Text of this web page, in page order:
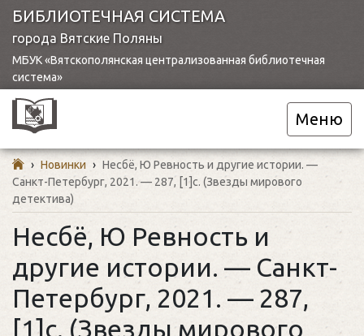
БИБЛИОТЕЧНАЯ СИСТЕМА
города Вятские Поляны
МБУК «Вятскополянская централизованная библиотечная
система»
Меню
› Новинки › Несбё, Ю Ревность и другие истории. —
Санкт-Петербург, 2021. — 287, [1]с. (Звезды мирового
детектива)
Несбё, Ю Ревность и
другие истории. — Санкт-
Петербург, 2021. — 287,
[1]с. (Звезды мирового